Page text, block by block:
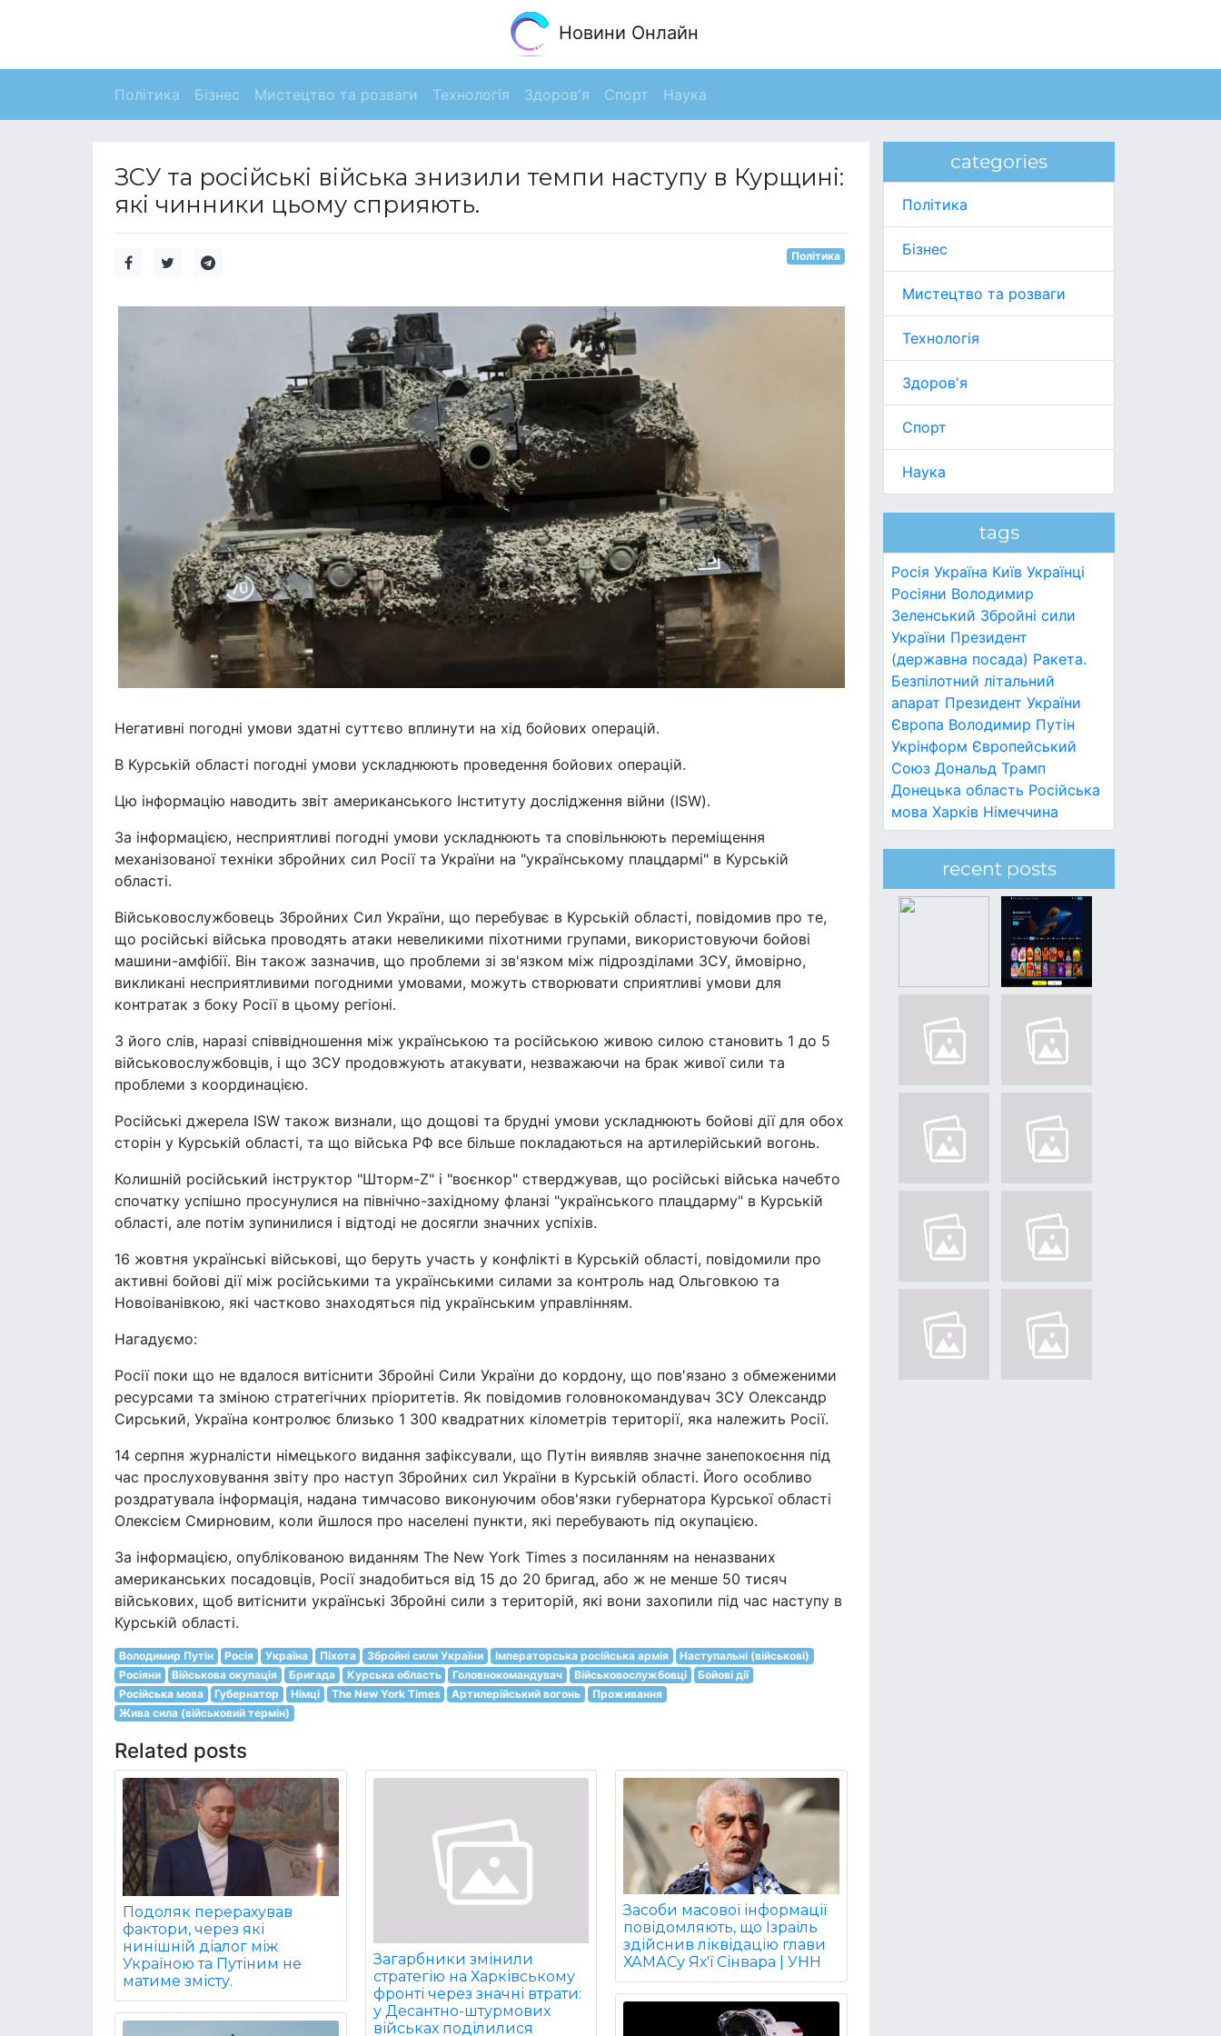
Новини Онлайн
Політика Бізнес Мистецтво та розваги Технологія Здоров'я Спорт Наука
ЗСУ та російські війська знизили темпи наступу в Курщині:
які чинники цьому сприяють.
Політика
Негативні погодні умови здатні суттєво вплинути на хід бойових операцій.
В Курській області погодні умови ускладнюють проведення бойових операцій.
Цю інформацію наводить звіт американського Інституту дослідження війни (ISW).
За інформацією, несприятливі погодні умови ускладнюють та сповільнюють переміщення
механізованої техніки збройних сил Росії та України на "українському плацдармі" в Курській
області.
Військовослужбовець Збройних Сил України, що перебуває в Курській області, повідомив про те,
що російські війська проводять атаки невеликими піхотними групами, використовуючи бойові
машини-амфібії. Він також зазначив, що проблеми зі зв'язком між підрозділами ЗСУ, ймовірно,
викликані несприятливими погодними умовами, можуть створювати сприятливі умови для
контратак з боку Росії в цьому регіоні.
З його слів, наразі співвідношення між українською та російською живою силою становить 1 до 5
військовослужбовців, і що ЗСУ продовжують атакувати, незважаючи на брак живої сили та
проблеми з координацією.
Російські джерела ISW також визнали, що дощові та брудні умови ускладнюють бойові дії для обох
сторін у Курській області, та що війська РФ все більше покладаються на артилерійський вогонь.
Колишній російський інструктор "Шторм-Z" і "воєнкор" стверджував, що російські війська начебто
спочатку успішно просунулися на північно-західному фланзі "українського плацдарму" в Курській
області, але потім зупинилися і відтоді не досягли значних успіхів.
16 жовтня українські військові, що беруть участь у конфлікті в Курській області, повідомили про
активні бойові дії між російськими та українськими силами за контроль над Ольговкою та
Новоіванівкою, які частково знаходяться під українським управлінням.
Нагадуємо:
Росії поки що не вдалося витіснити Збройні Сили України до кордону, що пов'язано з обмеженими
ресурсами та зміною стратегічних пріоритетів. Як повідомив головнокомандувач ЗСУ Олександр
Сирський, Україна контролює близько 1 300 квадратних кілометрів території, яка належить Росії.
14 серпня журналісти німецького видання зафіксували, що Путін виявляв значне занепокоєння під
час прослуховування звіту про наступ Збройних сил України в Курській області. Його особливо
роздратувала інформація, надана тимчасово виконуючим обов'язки губернатора Курської області
Олексієм Смирновим, коли йшлося про населені пункти, які перебувають під окупацією.
За інформацією, опублікованою виданням The New York Times з посиланням на неназваних
американських посадовців, Росії знадобиться від 15 до 20 бригад, або ж не менше 50 тисяч
військових, щоб витіснити українські Збройні сили з територій, які вони захопили під час наступу в
Курській області.
Володимир Путін Росія Україна Піхота Збройні сили України Імператорська російська армія
Наступальні (військові)
Росіяни
Військова окупація Бригада Курська область Головнокомандувач Військовослужбовці
Бойові дії
Російська мова
Губернатор Німці The New York Times Артилерійський вогонь
Проживання
Жива сила (військовий термін)
Related posts
Подоляк перерахував
фактори, через які
нинішній діалог між
Україною та Путіним не
матиме змісту.
Загарбники змінили
стратегію на Харківському
фронті через значні втрати:
у Десантно-штурмових
військах поділилися
Засоби масової інформації
повідомляють, що Ізраїль
здійснив ліквідацію глави
ХАМАСу Ях'ї Сінвара | УНН
categories
Політика
Бізнес
Мистецтво та розваги
Технологія
Здоров'я
Спорт
Наука
tags
Росія Україна Київ Українці
Росіяни Володимир
Зеленський Збройні сили
України Президент
(державна посада) Ракета.
Безпілотний літальний
апарат Президент України
Європа Володимир Путін
Укрінформ Європейський
Союз Дональд Трамп
Донецька область Російська
мова Харків Німеччина
recent posts